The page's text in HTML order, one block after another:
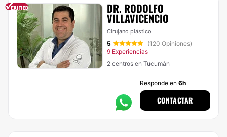
DR. RODOLFO
VILLAVICENCIO
Cirujano plástico
5 (120 Opiniones)·
9 Experiencias
2 centros en Tucumán
Responde en 6h
CONTACTAR